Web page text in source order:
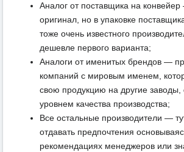
Аналог от поставщика на
оригинал, но в упаковке
тоже очень известного
дешевле первого варианта;
Аналоги от именитых брендов —
компаний с мировым именем,
свою продукцию на другие заводы,
уровнем качества производства;
Все остальные производители —
отдавать предпочтения
рекомендациях менеджеров или